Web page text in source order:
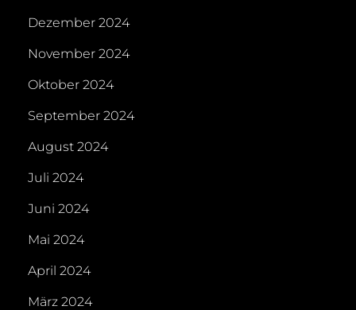
Dezember 2024
November 2024
Oktober 2024
September 2024
August 2024
Juli 2024
Juni 2024
Mai 2024
April 2024
März 2024